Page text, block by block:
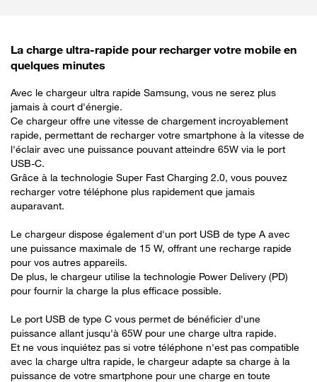
La charge ultra-rapide pour recharger votre mobile en
quelques minutes
Avec le chargeur ultra rapide Samsung, vous ne serez plus
jamais à court d'énergie.
Ce chargeur offre une vitesse de chargement incroyablement
rapide, permettant de recharger votre smartphone à la vitesse de
l'éclair avec une puissance pouvant atteindre 65W via le port
USB-C.
Grâce à la technologie Super Fast Charging 2.0, vous pouvez
recharger votre téléphone plus rapidement que jamais
auparavant.
Le chargeur dispose également d'un port USB de type A avec
une puissance maximale de 15 W, offrant une recharge rapide
pour vos autres appareils.
De plus, le chargeur utilise la technologie Power Delivery (PD)
pour fournir la charge la plus efficace possible.
Le port USB de type C vous permet de bénéficier d'une
puissance allant jusqu'à 65W pour une charge ultra rapide.
Et ne vous inquiétez pas si votre téléphone n'est pas compatible
avec la charge ultra rapide, le chargeur adapte sa charge à la
puissance de votre smartphone pour une charge en toute